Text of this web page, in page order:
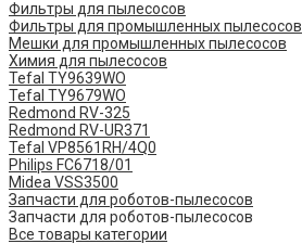
Фильтры для пылесосов
Фильтры для промышленных пылесосов
Мешки для промышленных пылесосов
Химия для пылесосов
Tefal TY9639WO
Tefal TY9679WO
Redmond RV-325
Redmond RV-UR371
Tefal VP8561RH/4Q0
Philips FC6718/01
Midea VSS3500
Запчасти для роботов-пылесосов
Запчасти для роботов-пылесосов
Все товары категории